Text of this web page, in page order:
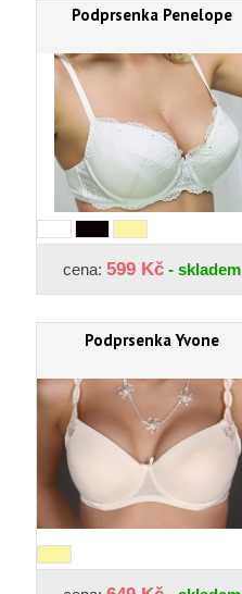
Podprsenka Penelope
cena: 599 Kč - skladem
Podprsenka Yvone